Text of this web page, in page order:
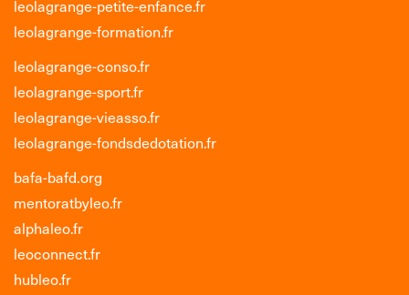
leolagrange-petite-enfance.fr
leolagrange-formation.fr
leolagrange-conso.fr
leolagrange-sport.fr
leolagrange-vieasso.fr
leolagrange-fondsdedotation.fr
bafa-bafd.org
mentoratbyleo.fr
alphaleo.fr
leoconnect.fr
hubleo.fr